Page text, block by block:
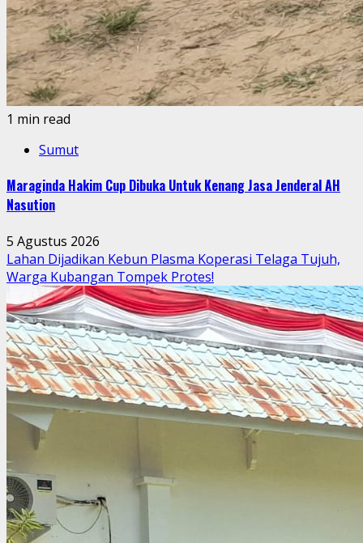
1 min read
Sumut
Maraginda Hakim Cup Dibuka Untuk Kenang Jasa Jenderal AH
Nasution
5 Agustus 2026
Lahan Dijadikan Kebun Plasma Koperasi Telaga Tujuh,
Warga Kubangan Tompek Protes!